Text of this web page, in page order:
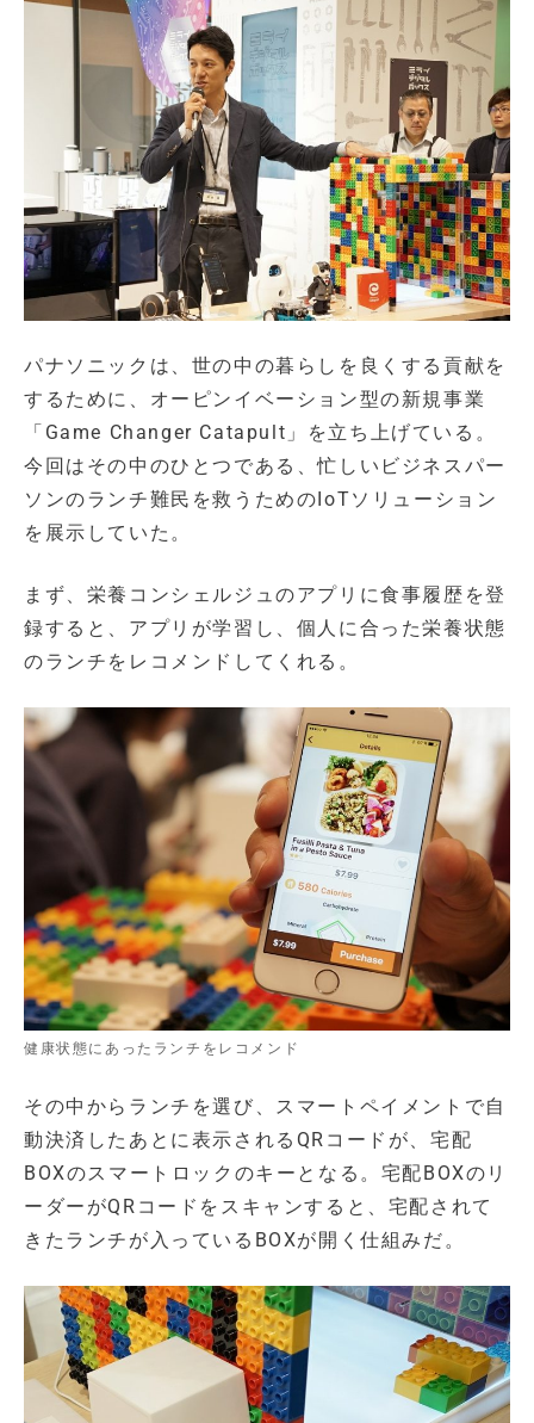
パナソニックは、世の中の暮らしを良くする貢献を
するために、オーピンイベーション型の新規事業
「Game Changer Catapult」を立ち上げている。
今回はその中のひとつである、忙しいビジネスパー
ソンのランチ難民を救うためのIoTソリューション
を展示していた。
まず、栄養コンシェルジュのアプリに食事履歴を登
録すると、アプリが学習し、個人に合った栄養状態
のランチをレコメンドしてくれる。
健康状態にあったランチをレコメンド
その中からランチを選び、スマートペイメントで自
動決済したあとに表示されるQRコードが、宅配
BOXのスマートロックのキーとなる。宅配BOXのリ
ーダーがQRコードをスキャンすると、宅配されて
きたランチが入っているBOXが開く仕組みだ。